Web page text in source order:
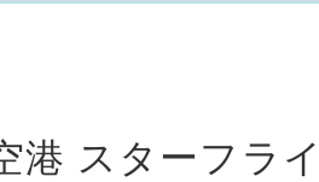
港 スターフラ